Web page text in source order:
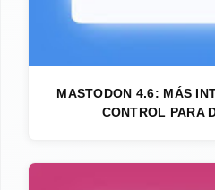
MASTODON 4.6: MÁS
CONTROL PARA